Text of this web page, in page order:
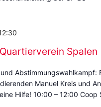
Spalen
Abstimmungswahlkampf:
Manuel Kreis und
Hilfe! 10:00 – 12:00 Coop